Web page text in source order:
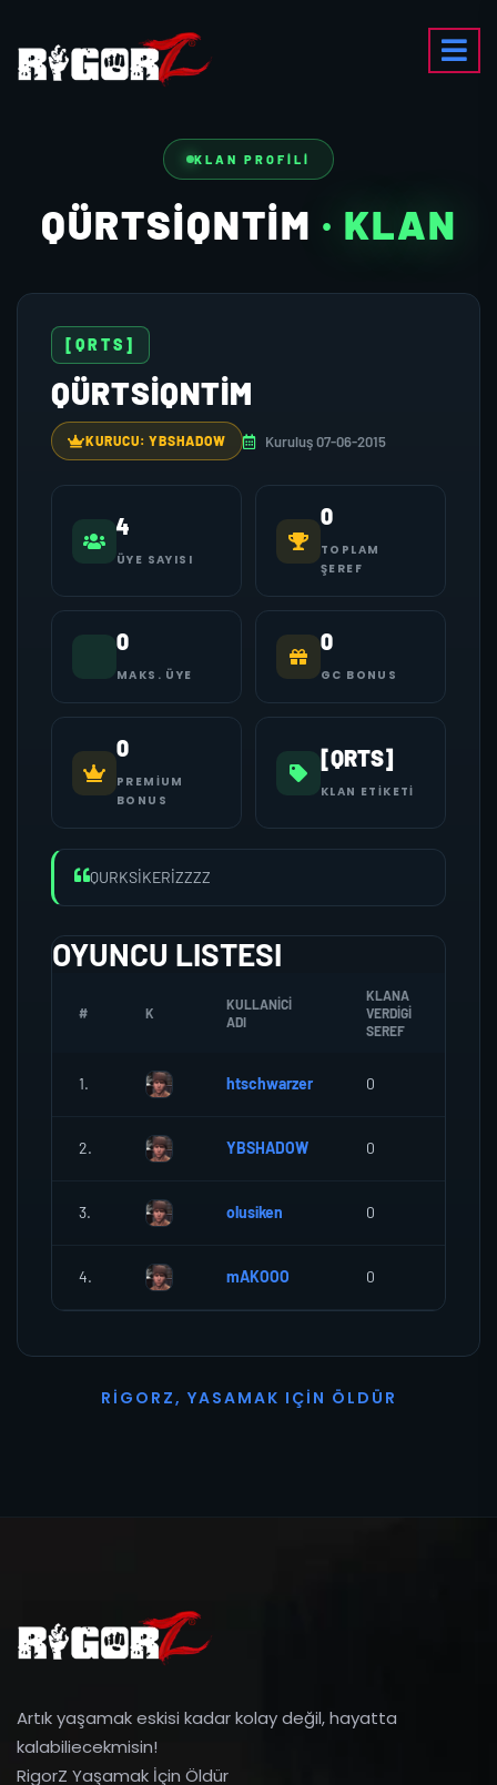
KLAN PROFILI
QÜRTSİQNTİM · KLAN
[QRTS]
QÜRTSİQNTİM
KURUCU: YBSHADOW Kuruluş 07-06-2015
4
ÜYE SAYISI
0
TOPLAM
ŞEREF
0
MAKS. ÜYE
0
GC BONUS
0
PREMIUM
BONUS
[QRTS]
KLAN ETIKETI
QURKSİKERİZZZZ
OYUNCU LISTESI
# K
KULLANICI
ADI
KLANA
VERDIGI
SEREF
1. htschwarzer 0
2. YBSHADOW 0
3. olusiken 0
4. mAKOOO 0
R I G O R Z, YASAMAK I ÇI N Ö L D Ü R
Artık yaşamak eskisi kadar kolay değil, hayatta
kalabiliecekmisin!
RigorZ Yaşamak İçin Öldür